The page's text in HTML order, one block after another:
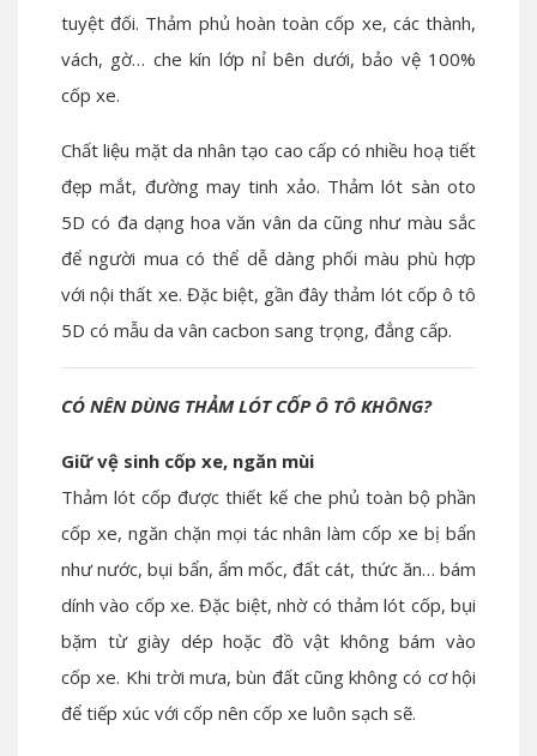
tuyệt đối. Thảm phủ hoàn toàn cốp xe, các thành,
vách, gờ… che kín lớp nỉ bên dưới, bảo vệ 100%
cốp xe.
Chất liệu mặt da nhân tạo cao cấp có nhiều hoạ tiết
đẹp mắt, đường may tinh xảo. Thảm lót sàn oto
5D có đa dạng hoa văn vân da cũng như màu sắc
để người mua có thể dễ dàng phối màu phù hợp
với nội thất xe. Đặc biệt, gần đây thảm lót cốp ô tô
5D có mẫu da vân cacbon sang trọng, đẳng cấp.
CÓ NÊN DÙNG THẢM LÓT CỐP Ô TÔ KHÔNG?
Giữ vệ sinh cốp xe, ngăn mùi
Thảm lót cốp được thiết kế che phủ toàn bộ phần
cốp xe, ngăn chặn mọi tác nhân làm cốp xe bị bẩn
như nước, bụi bẩn, ẩm mốc, đất cát, thức ăn… bám
dính vào cốp xe. Đặc biệt, nhờ có thảm lót cốp, bụi
bặm từ giày dép hoặc đồ vật không bám vào
cốp xe. Khi trời mưa, bùn đất cũng không có cơ hội
để tiếp xúc với cốp nên cốp xe luôn sạch sẽ.